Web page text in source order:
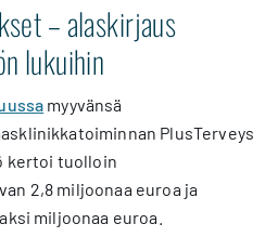
– alaskirjaus
lukuihin
myyvänsä
PlusTerveys
kertoi tuolloin
2,8 miljoonaa euroa ja
miljoonaa euroa.